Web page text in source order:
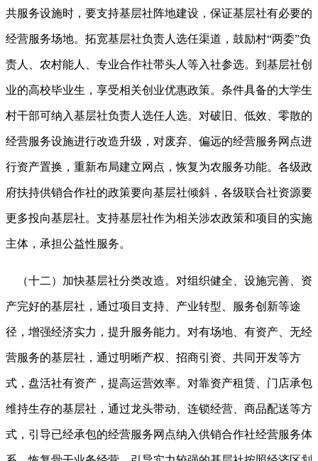
共服务设施时，要支持基层社阵地建设，保证基层社有必要的
经营服务场地。拓宽基层社负责人选任渠道，鼓励村“两委”负
责人、农村能人、专业合作社带头人等入社参选。到基层社创
业的高校毕业生，享受相关创业优惠政策。条件具备的大学生
村干部可纳入基层社负责人选任人选。对破旧、低效、零散的
经营服务设施进行改造升级，对废弃、偏远的经营服务网点进
行资产置换，重新布局建立网点，恢复为农服务功能。各级政
府扶持供销合作社的政策要向基层社倾斜，各级联合社资源要
更多投向基层社。支持基层社作为相关涉农政策和项目的实施
主体，承担公益性服务。
（十二）加快基层社分类改造。对组织健全、设施完善、资
产完好的基层社，通过项目支持、产业转型、服务创新等途
径，增强经济实力，提升服务能力。对有场地、有资产、无经
营服务的基层社，通过明晰产权、招商引资、共同开发等方
式，盘活社有资产，提高运营效率。对靠资产租赁、门店承包
维持生存的基层社，通过龙头带动、连锁经营、商品配送等方
式，引导已经承包的经营服务网点纳入供销合作社经营服务体